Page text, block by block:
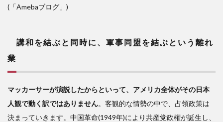
(「Amebaブログ」)
講和を結ぶと同時に、軍事同盟を結ぶという 離れ
業
マッカーサーが演説したからといって、アメリカ全体がその日本
人観で動く訳ではありません。客観的な情勢の中で、占領政策は
決まっていきます。中国革命(1949年)により共産党政権が誕生し、